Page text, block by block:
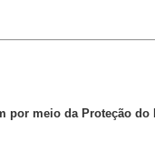
por meio da Proteção do